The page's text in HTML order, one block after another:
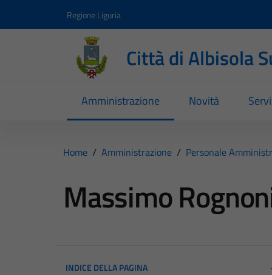
Regione Liguria
Città di Albisola
Amministrazione Novità
Home / Amministrazione / Personale
Massimo
INDICE DELLA PAGINA